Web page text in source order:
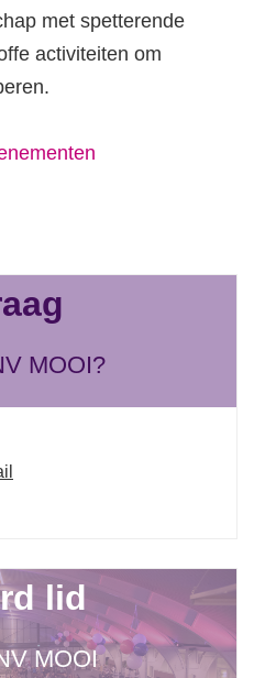
met spetterende
activiteiten om
MOOI?
lid
MOOI